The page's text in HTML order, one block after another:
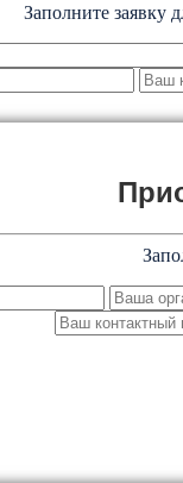
Заполните заявку